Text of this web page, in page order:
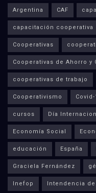
Argentina CAF
capacitación cooperativa
Cooperativas
Cooperativas de Ahorro y
cooperativas de trabajo
Cooperativismo Covid-
cursos Día
Economía Social
educación España
Graciela Fernández
Inefop Intendencia